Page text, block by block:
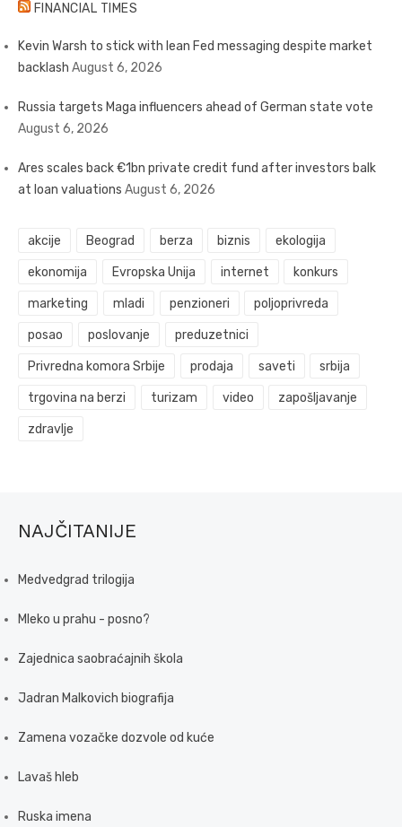
FINANCIAL TIMES
Kevin Warsh to stick with lean Fed messaging despite market
backlash August 6, 2026
Russia targets Maga influencers ahead of German state vote
August 6, 2026
Ares scales back €1bn private credit fund after investors balk
at loan valuations August 6, 2026
akcije Beograd berza biznis ekologija
ekonomija Evropska Unija internet konkurs
marketing mladi penzioneri poljoprivreda
posao poslovanje preduzetnici
Privredna komora Srbije prodaja saveti srbija
trgovina na berzi turizam video zapošljavanje
zdravlje
NAJČITANIJE
Medvedgrad trilogija
Mleko u prahu - posno?
Zajednica saobraćajnih škola
Jadran Malkovich biografija
Zamena vozačke dozvole od kuće
Lavaš hleb
Ruska imena